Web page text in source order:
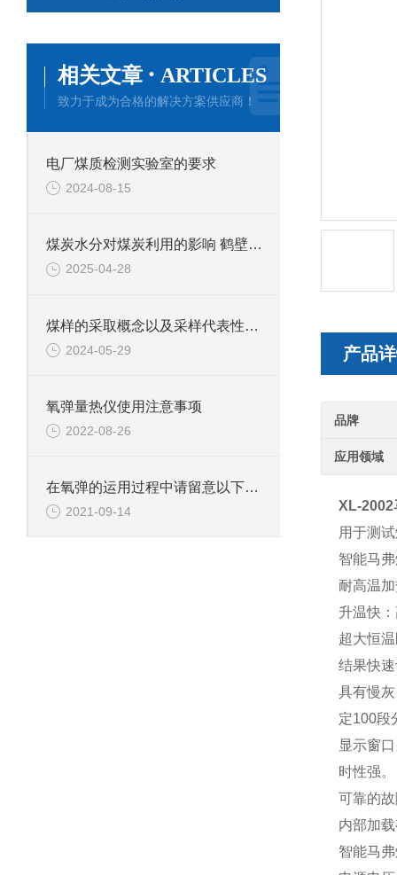
产品
品牌
应用领域
XL-2002
用于测
智能马
耐高温
升温快
超大恒
结果快
具有慢
定100段
显示窗
时性强。
可靠的
内部加
智能马
相关文章 · ARTICLES
致力于成为合格的解决方案供应商！
电厂煤质检测实验室的要求
2024-08-15
煤炭水分对煤炭利用的影响 鹤壁新天科专业煤质水分分析
2025-04-28
煤样的采取概念以及采样代表性基础
2024-05-29
氧弹量热仪使用注意事项
2022-08-26
在氧弹的运用过程中请留意以下几个方面
2021-09-14